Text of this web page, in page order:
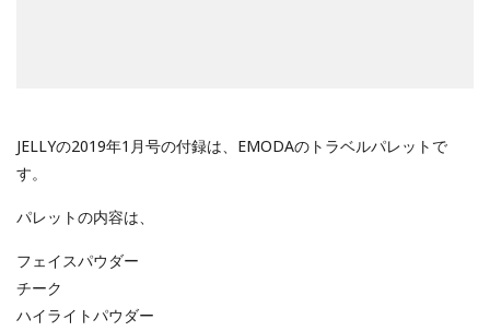
JELLYの2019年1月号の付録は、EMODAのトラベルパレットで
す。
パレットの内容は、
フェイスパウダー
チーク
ハイライトパウダー